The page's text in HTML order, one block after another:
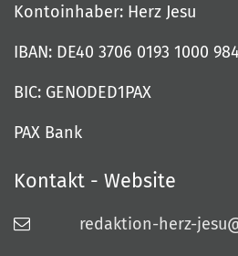
Kontoinhaber: Herz Jesu
IBAN: DE40 3706 0193 1000
BIC: GENODED1PAX
PAX Bank
Kontakt - Website
redaktion-herz-